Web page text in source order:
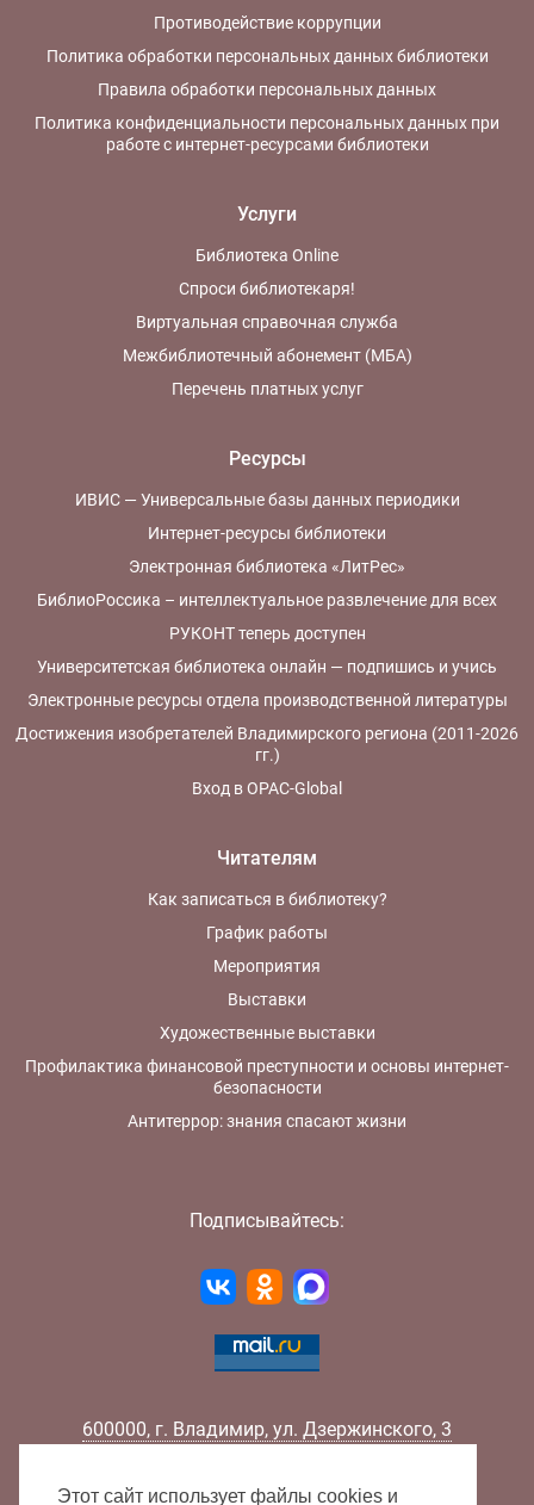
Противодействие коррупции
Политика обработки персональных данных библиотеки
Правила обработки персональных данных
Политика конфиденциальности персональных данных при
работе с интернет-ресурсами библиотеки
Услуги
Библиотека Online
Спроси библиотекаря!
Виртуальная справочная служба
Межбиблиотечный абонемент (МБА)
Перечень платных услуг
Ресурсы
ИВИС — Универсальные базы данных периодики
Интернет-ресурсы библиотеки
Электронная библиотека «ЛитРес»
БиблиоРоссика – интеллектуальное развлечение для всех
РУКОНТ теперь доступен
Университетская библиотека онлайн — подпишись и учись
Электронные ресурсы отдела производственной литературы
Достижения изобретателей Владимирского региона (2011-2026
гг.)
Вход в OPAC-Global
Читателям
Как записаться в библиотеку?
График работы
Мероприятия
Выставки
Художественные выставки
Профилактика финансовой преступности и основы интернет-
безопасности
Антитеррор: знания спасают жизни
Подписывайтесь:
600000, г. Владимир, ул. Дзержинского, 3
Факс:
+7 (4922) 32-52-88
Этот сайт использует файлы cookies и